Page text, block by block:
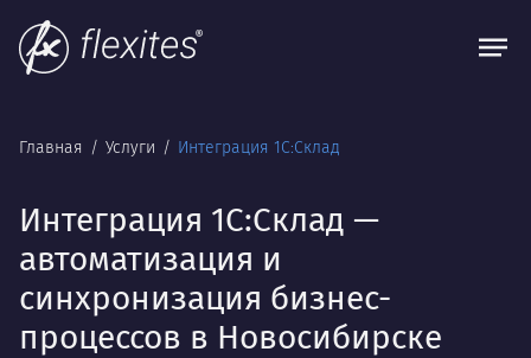
Главная Услуги Интеграция 1С:Склад
Интеграция 1С:Склад —
автоматизация и
синхронизация бизнес-
процессов в Новосибирске